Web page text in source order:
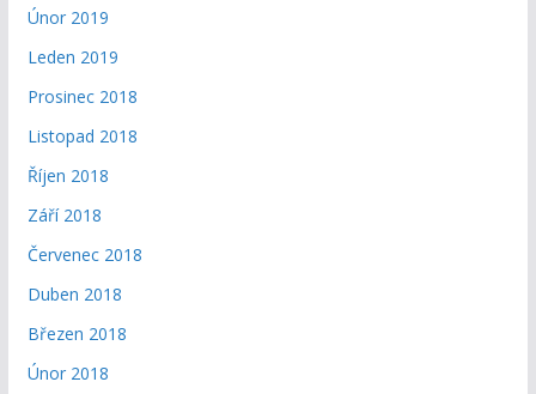
Únor 2019
Leden 2019
Prosinec 2018
Listopad 2018
Říjen 2018
Září 2018
Červenec 2018
Duben 2018
Březen 2018
Únor 2018